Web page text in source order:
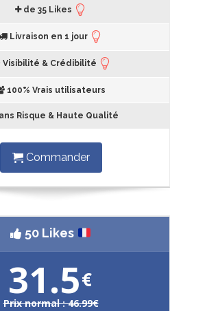
de 35 Likes
Livraison en 1 jour
Visibilité & Crédibilité
100% Vrais utilisateurs
Risque & Haute Qualité
Commander
50 Likes
31.5€
Prix normal : 46.99€